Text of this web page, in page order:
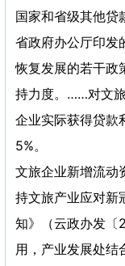
国家和省级其他贷
省政府办公厅印发
恢复发展的若干政
持力度。……对文
企业实际获得贷款
5%。
文旅企业新增流动
持文旅产业应对新
知》（云政办发
用，产业发展处结